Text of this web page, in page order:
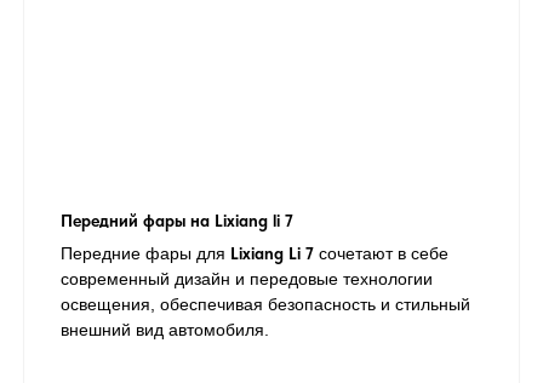
Передний фары на Lixiang li 7
Передние фары для Lixiang Li 7 сочетают в себе
современный дизайн и передовые технологии
освещения, обеспечивая безопасность и стильный
внешний вид автомобиля.